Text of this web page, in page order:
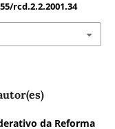
rcd.2.2.2001.34
da Reforma